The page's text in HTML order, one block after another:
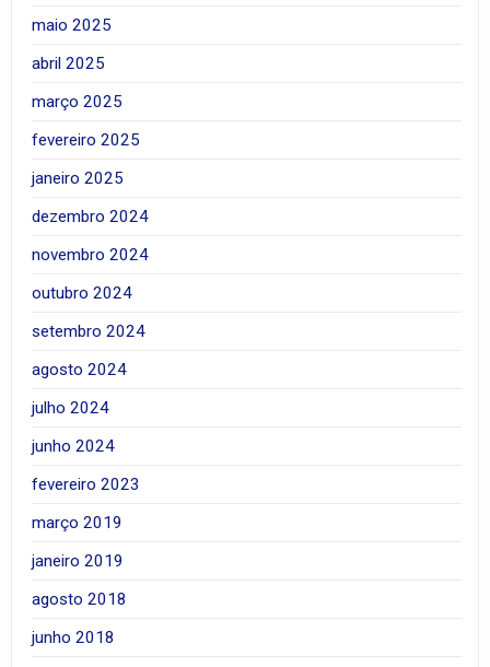
maio 2025
abril 2025
março 2025
fevereiro 2025
janeiro 2025
dezembro 2024
novembro 2024
outubro 2024
setembro 2024
agosto 2024
julho 2024
junho 2024
fevereiro 2023
março 2019
janeiro 2019
agosto 2018
junho 2018